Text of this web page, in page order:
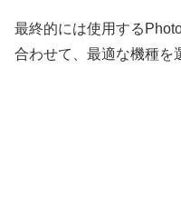
最終的には使用する
合わせて、最適な機種を